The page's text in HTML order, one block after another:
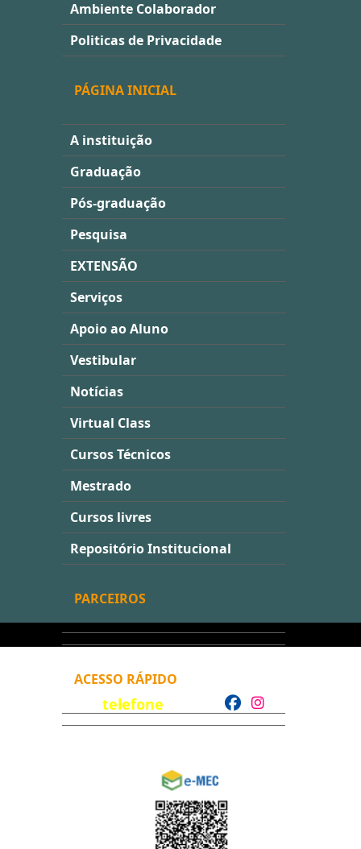
Ambiente Colaborador
Politicas de Privacidade
PÁGINA INICIAL
A instituição
Graduação
Pós-graduação
Pesquisa
EXTENSÃO
Serviços
Apoio ao Aluno
Vestibular
Notícias
Virtual Class
Cursos Técnicos
Mestrado
Cursos livres
Repositório Institucional
PARCEIROS
ACESSO RÁPIDO
telefone